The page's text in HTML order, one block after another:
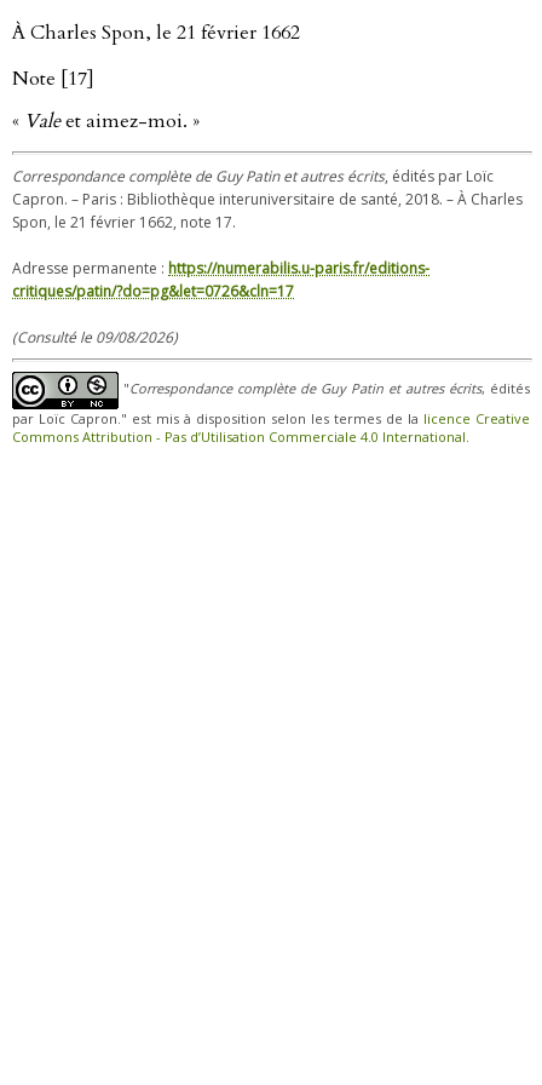
À Charles Spon, le 21 février 1662
Note [17]
« Valeet aimez-moi. »
Correspondance complète de Guy Patin et autres écrits, édités par Loïc
Capron. – Paris : Bibliothèque interuniversitaire de santé, 2018. – À Charles
Spon, le 21 février 1662, note 17.
Adresse permanente : https://numerabilis.u-paris.fr/editions-
critiques/patin/?do=pg&let=0726&cln=17
(Consulté le 09/08/2026)
"Correspondance complète de Guy Patin et autres écrits, édités
par Loïc Capron." est mis à disposition selon les termes de la licence Creative
Commons Attribution - Pas d’Utilisation Commerciale 4.0 International.